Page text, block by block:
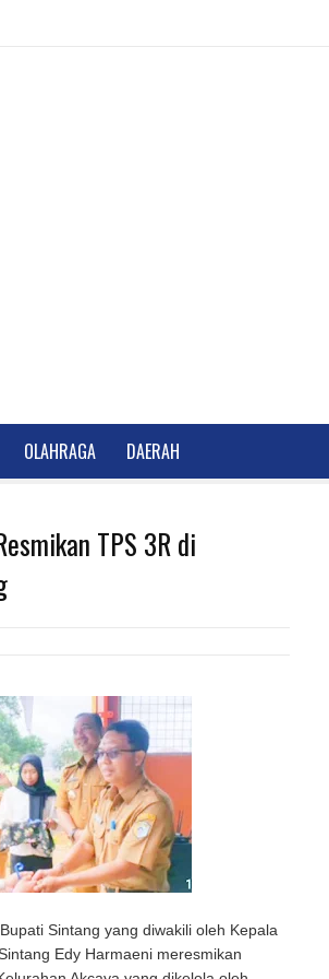
OLAHRAGA DAERAH
TPS 3R di
Sintang yang diwakili oleh Kepala
Edy Harmaeni meresmikan